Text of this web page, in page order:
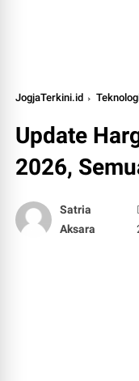
JogjaTerkini.id
Update
2026,
Satria
Aksara